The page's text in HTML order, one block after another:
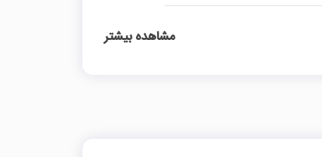
مشاهده بیشتر